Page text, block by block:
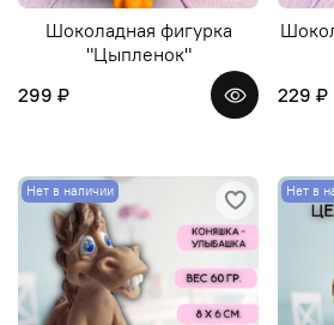
Шоколадная фигурка
"Цыпленок"
299 ₽
229 ₽
Нет в наличии Нет в